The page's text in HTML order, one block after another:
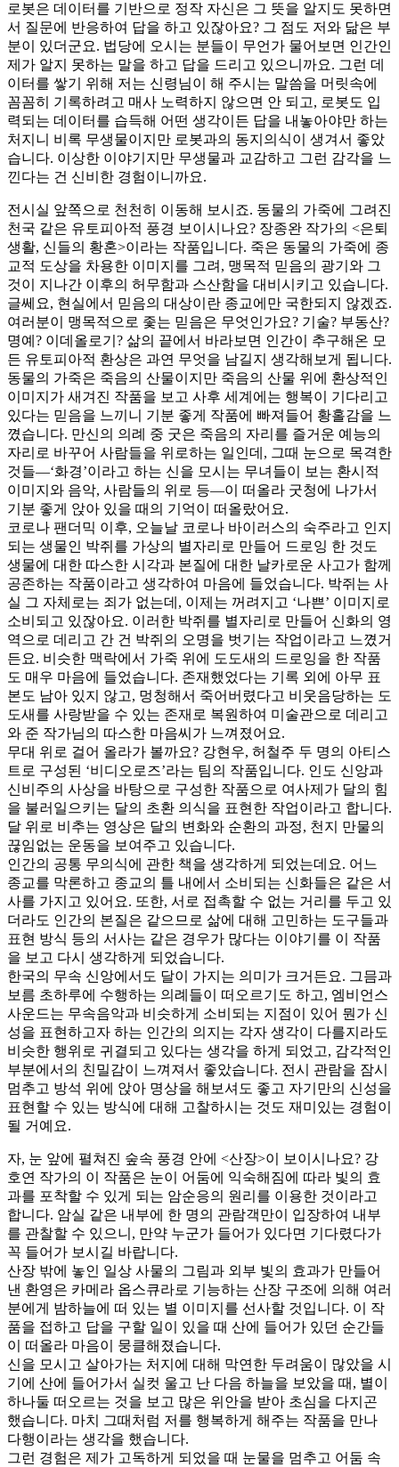
로봇은 데이터를 기반으로 정작 자신은 그 뜻을 알지도 못하면
서 질문에 반응하여 답을 하고 있잖아요? 그 점도 저와 닮은 부
분이 있더군요. 법당에 오시는 분들이 무언가 물어보면 인간인
제가 알지 못하는 말을 하고 답을 드리고 있으니까요. 그런 데
이터를 쌓기 위해 저는 신령님이 해 주시는 말씀을 머릿속에
꼼꼼히 기록하려고 매사 노력하지 않으면 안 되고, 로봇도 입
력되는 데이터를 습득해 어떤 생각이든 답을 내놓아야만 하는
처지니 비록 무생물이지만 로봇과의 동지의식이 생겨서 좋았
습니다. 이상한 이야기지만 무생물과 교감하고 그런 감각을 느
낀다는 건 신비한 경험이니까요.
전시실 앞쪽으로 천천히 이동해 보시죠. 동물의 가죽에 그려진
천국 같은 유토피아적 풍경 보이시나요? 장종완 작가의 <은퇴
생활, 신들의 황혼>이라는 작품입니다. 죽은 동물의 가죽에 종
교적 도상을 차용한 이미지를 그려, 맹목적 믿음의 광기와 그
것이 지나간 이후의 허무함과 스산함을 대비시키고 있습니다.
글쎄요, 현실에서 믿음의 대상이란 종교에만 국한되지 않겠죠.
여러분이 맹목적으로 좇는 믿음은 무엇인가요? 기술? 부동산?
명예? 이데올로기? 삶의 끝에서 바라보면 인간이 추구해온 모
든 유토피아적 환상은 과연 무엇을 남길지 생각해보게 됩니다.
동물의 가죽은 죽음의 산물이지만 죽음의 산물 위에 환상적인
이미지가 새겨진 작품을 보고 사후 세계에는 행복이 기다리고
있다는 믿음을 느끼니 기분 좋게 작품에 빠져들어 황홀감을 느
꼈습니다. 만신의 의례 중 굿은 죽음의 자리를 즐거운 예능의
자리로 바꾸어 사람들을 위로하는 일인데, 그때 눈으로 목격한
것들―‘화경’이라고 하는 신을 모시는 무녀들이 보는 환시적
이미지와 음악, 사람들의 위로 등―이 떠올라 굿청에 나가서
기분 좋게 앉아 있을 때의 기억이 떠올랐어요.
코로나 팬더믹 이후, 오늘날 코로나 바이러스의 숙주라고 인지
되는 생물인 박쥐를 가상의 별자리로 만들어 드로잉 한 것도
생물에 대한 따스한 시각과 본질에 대한 날카로운 사고가 함께
공존하는 작품이라고 생각하여 마음에 들었습니다. 박쥐는 사
실 그 자체로는 죄가 없는데, 이제는 꺼려지고 ‘나쁜’ 이미지로
소비되고 있잖아요. 이러한 박쥐를 별자리로 만들어 신화의 영
역으로 데리고 간 건 박쥐의 오명을 벗기는 작업이라고 느꼈거
든요. 비슷한 맥락에서 가죽 위에 도도새의 드로잉을 한 작품
도 매우 마음에 들었습니다. 존재했었다는 기록 외에 아무 표
본도 남아 있지 않고, 멍청해서 죽어버렸다고 비웃음당하는 도
도새를 사랑받을 수 있는 존재로 복원하여 미술관으로 데리고
와 준 작가님의 따스한 마음씨가 느껴졌어요.
무대 위로 걸어 올라가 볼까요? 강현우, 허철주 두 명의 아티스
트로 구성된 ‘비디오로즈’라는 팀의 작품입니다. 인도 신앙과
신비주의 사상을 바탕으로 구성한 작품으로 여사제가 달의 힘
을 불러일으키는 달의 초환 의식을 표현한 작업이라고 합니다.
달 위로 비추는 영상은 달의 변화와 순환의 과정, 천지 만물의
끊임없는 운동을 보여주고 있습니다.
인간의 공통 무의식에 관한 책을 생각하게 되었는데요. 어느
종교를 막론하고 종교의 틀 내에서 소비되는 신화들은 같은 서
사를 가지고 있어요. 또한, 서로 접촉할 수 없는 거리를 두고 있
더라도 인간의 본질은 같으므로 삶에 대해 고민하는 도구들과
표현 방식 등의 서사는 같은 경우가 많다는 이야기를 이 작품
을 보고 다시 생각하게 되었습니다.
한국의 무속 신앙에서도 달이 가지는 의미가 크거든요. 그믐과
보름 초하루에 수행하는 의례들이 떠오르기도 하고, 엠비언스
사운드는 무속음악과 비슷하게 소비되는 지점이 있어 뭔가 신
성을 표현하고자 하는 인간의 의지는 각자 생각이 다를지라도
비슷한 행위로 귀결되고 있다는 생각을 하게 되었고, 감각적인
부분에서의 친밀감이 느껴져서 좋았습니다. 전시 관람을 잠시
멈추고 방석 위에 앉아 명상을 해보셔도 좋고 자기만의 신성을
표현할 수 있는 방식에 대해 고찰하시는 것도 재미있는 경험이
될 거예요.
자, 눈 앞에 펼쳐진 숲속 풍경 안에 <산장>이 보이시나요? 강
호연 작가의 이 작품은 눈이 어둠에 익숙해짐에 따라 빛의 효
과를 포착할 수 있게 되는 암순응의 원리를 이용한 것이라고
합니다. 암실 같은 내부에 한 명의 관람객만이 입장하여 내부
를 관찰할 수 있으니, 만약 누군가 들어가 있다면 기다렸다가
꼭 들어가 보시길 바랍니다.
산장 밖에 놓인 일상 사물의 그림과 외부 빛의 효과가 만들어
낸 환영은 카메라 옵스큐라로 기능하는 산장 구조에 의해 여러
분에게 밤하늘에 떠 있는 별 이미지를 선사할 것입니다. 이 작
품을 접하고 답을 구할 일이 있을 때 산에 들어가 있던 순간들
이 떠올라 마음이 뭉클해졌습니다.
신을 모시고 살아가는 처지에 대해 막연한 두려움이 많았을 시
기에 산에 들어가서 실컷 울고 난 다음 하늘을 보았을 때, 별이
하나둘 떠오르는 것을 보고 많은 위안을 받아 초심을 다지곤
했습니다. 마치 그때처럼 저를 행복하게 해주는 작품을 만나
다행이라는 생각을 했습니다.
그런 경험은 제가 고독하게 되었을 때 눈물을 멈추고 어둠 속